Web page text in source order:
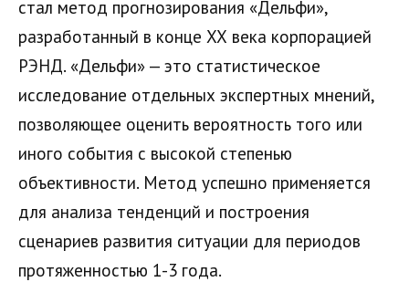
стал метод прогнозирования «Дельфи»,
разработанный в конце ХХ века корпорацией
РЭНД. «Дельфи» — это статистическое
исследование отдельных экспертных мнений,
позволяющее оценить вероятность того или
иного события с высокой степенью
объективности. Метод успешно применяется
для анализа тенденций и построения
сценариев развития ситуации для периодов
протяженностью 1-3 года.